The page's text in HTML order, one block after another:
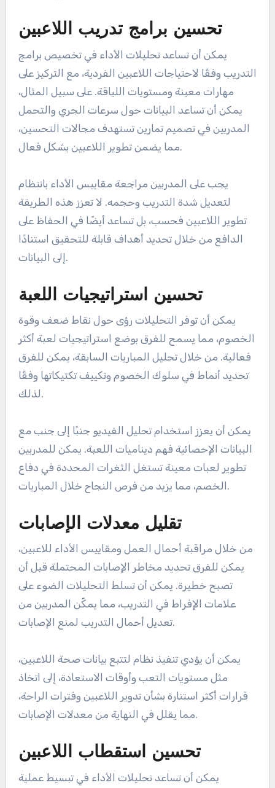
تحسين برامج تدريب اللاعبين
يمكن أن تساعد تحليلات الأداء في تخصيص برامج
التدريب وفقًا لاحتياجات اللاعبين الفردية، مع التركيز على
مهارات معينة ومستويات اللياقة. على سبيل المثال،
يمكن أن تساعد البيانات حول سرعات الجري والتحمل
المدربين في تصميم تمارين تستهدف مجالات التحسين،
مما يضمن تطوير اللاعبين بشكل فعال.
يجب على المدربين مراجعة مقاييس الأداء بانتظام
لتعديل شدة التدريب وحجمه. لا تعزز هذه الطريقة
تطوير اللاعبين فحسب، بل تساعد أيضًا في الحفاظ على
الدافع من خلال تحديد أهداف قابلة للتحقيق استنادًا
إلى البيانات.
تحسين استراتيجيات اللعبة
يمكن أن توفر التحليلات رؤى حول نقاط ضعف وقوة
الخصوم، مما يسمح للفرق بوضع استراتيجيات لعبة أكثر
فعالية. من خلال تحليل المباريات السابقة، يمكن للفرق
تحديد أنماط في سلوك الخصوم وتكييف تكتيكاتها وفقًا
لذلك.
يمكن أن يعزز استخدام تحليل الفيديو جنبًا إلى جنب مع
البيانات الإحصائية فهم ديناميات اللعبة. يمكن للمدربين
تطوير لعبات معينة تستغل الثغرات المحددة في دفاع
الخصم، مما يزيد من فرص النجاح خلال المباريات.
تقليل معدلات الإصابات
من خلال مراقبة أحمال العمل ومقاييس الأداء للاعبين،
يمكن للفرق تحديد مخاطر الإصابات المحتملة قبل أن
تصبح خطيرة. يمكن أن تسلط التحليلات الضوء على
علامات الإفراط في التدريب، مما يمكّن المدربين من
تعديل أحمال التدريب لمنع الإصابات.
يمكن أن يؤدي تنفيذ نظام لتتبع بيانات صحة اللاعبين،
مثل مستويات التعب وأوقات الاستعادة، إلى اتخاذ
قرارات أكثر استنارة بشأن تدوير اللاعبين وفترات الراحة،
مما يقلل في النهاية من معدلات الإصابات.
تحسين استقطاب اللاعبين
يمكن أن تساعد تحليلات الأداء في تبسيط عملية